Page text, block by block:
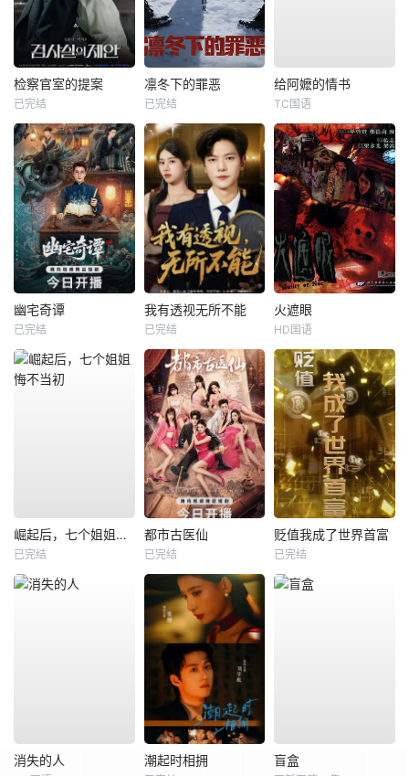
检察官室的提案
已完结
凛冬下的罪恶
已完结
给阿嬷的情书
TC国语
幽宅奇谭
已完结
我有透视无所不能
已完结
火遮眼
HD国语
崛起后，七个姐姐悔不当初
已完结
都市古医仙
已完结
贬值我成了世界首富
已完结
消失的人 潮起时相拥 盲盒